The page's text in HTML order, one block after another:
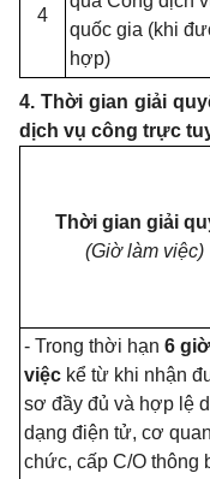
4
quốc gia (khi
hợp)
4. Thời gian giải
dịch vụ công trực
Thời gian giải
(Giờ làm việc)
- Trong thời hạn 6
việc kể từ khi nhận
sơ đầy đủ và hợp lệ
dạng điện tử, cơ
chức, cấp C/O thông